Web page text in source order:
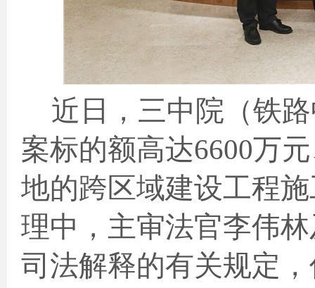
近日，三中院（铁
案标的额高达6600万
地的跨区域建设工程
理中，主审法官李伟
司法解释的有关规定